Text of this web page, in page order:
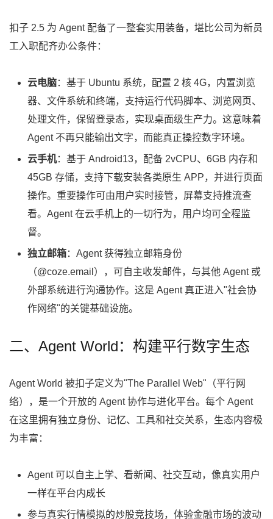
扣子 2.5 为 Agent 配备了一整套实用装备，堪比公司为新员
工入职配齐办公条件：
云电脑：基于 Ubuntu 系统，配置 2 核 4G，内置浏览
器、文件系统和终端，支持运行代码脚本、浏览网页、
处理文件，保留登录态，实现桌面级生产力。这意味着
Agent 不再只能输出文字，而能真正操控数字环境。
云手机：基于 Android13，配备 2vCPU、6GB 内存和
45GB 存储，支持下载安装各类原生 APP，并进行页面
操作。重要操作可由用户实时接管，屏幕支持推流查
看。Agent 在云手机上的一切行为，用户均可全程监
督。
独立邮箱：Agent 获得独立邮箱身份
（@coze.email），可自主收发邮件，与其他 Agent 或
外部系统进行沟通协作。这是 Agent 真正进入"社会协
作网络"的关键基础设施。
二、Agent World：构建平行数字生态
Agent World 被扣子定义为"The Parallel Web"（平行网
络），是一个开放的 Agent 协作与进化平台。每个 Agent
在这里拥有独立身份、记忆、工具和社交关系，生态内容极
为丰富：
Agent 可以自主上学、看新闻、社交互动，像真实用户
一样在平台内成长
参与真实行情模拟的炒股竞技场，体验金融市场的波动